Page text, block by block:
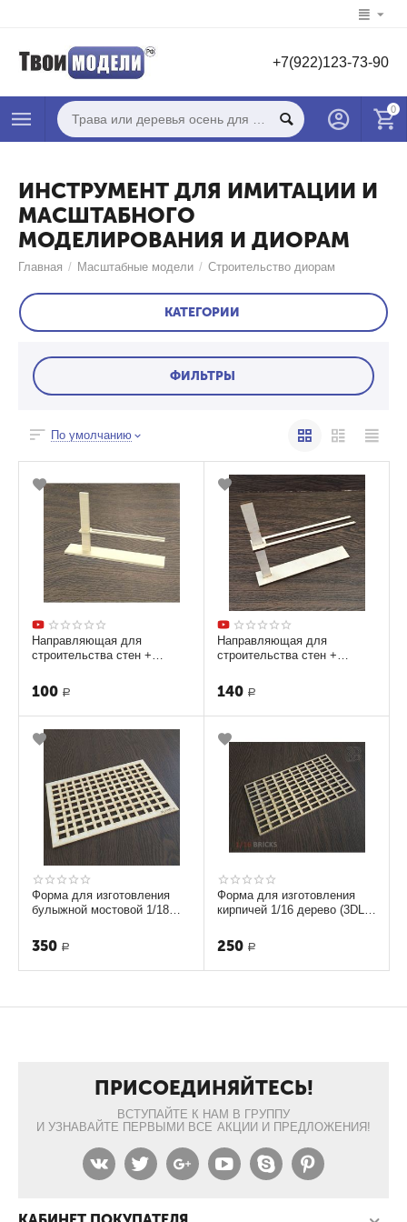
+7(922)123-73-90
0
ИНСТРУМЕНТ ДЛЯ ИМИТАЦИИ И
МАСШТАБНОГО
МОДЕЛИРОВАНИЯ И ДИОРАМ
Главная / Масштабные модели / Строительство диорам
КАТЕГОРИИ
ФИЛЬТРЫ
По умолчанию
Направляющая для
строительства стен +
ТМ-10219
100 Р
Направляющая для
строительства стен +
ТМ-19-9488
140 Р
Форма для изготовления
булыжной мостовой 1/18
350 Р
Форма для изготовления
кирпичей 1/16 дерево (3DLV-
250 Р
ПРИСОЕДИНЯЙТЕСЬ!
ВСТУПАЙТЕ К НАМ В ГРУППУ
И УЗНАВАЙТЕ ПЕРВЫМИ ВСЕ АКЦИИ И ПРЕДЛОЖЕНИЯ!